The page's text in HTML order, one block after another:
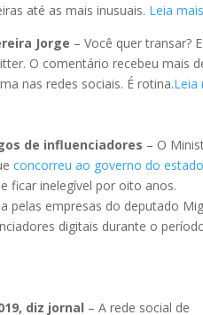
até as mais inusuais. Leia mais
Jorge – Você quer transar?
O comentário recebeu mais
nas redes sociais. É rotina.Leia
de influenciadores – O
concorreu ao governo do estado
ficar inelegível por oito anos.
pelas empresas do deputado
digitais durante o
diz jornal – A rede social de